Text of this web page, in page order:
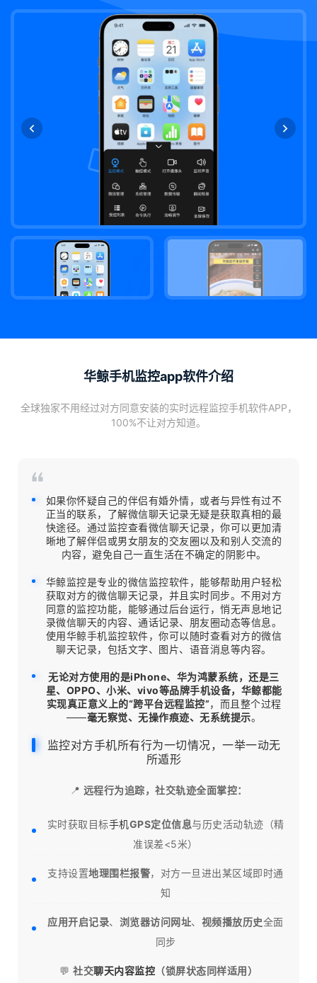
华鲸手机监控app软件介绍
全球独家不用经过对方同意安装的实时远程监控手机软件APP，
100%不让对方知道。
如果你怀疑自己的伴侣有婚外情，或者与异性有过不
正当的联系，了解微信聊天记录无疑是获取真相的最
快途径。通过监控查看微信聊天记录，你可以更加清
晰地了解伴侣或男女朋友的交友圈以及和别人交流的
内容，避免自己一直生活在不确定的阴影中。
华鲸监控是专业的微信监控软件，能够帮助用户轻松
获取对方的微信聊天记录，并且实时同步。不用对方
同意的监控功能，能够通过后台运行，悄无声息地记
录微信聊天的内容、通话记录、朋友圈动态等信息。
使用华鲸手机监控软件，你可以随时查看对方的微信
聊天记录，包括文字、图片、语音消息等内容。
无论对方使用的是iPhone、华为鸿蒙系统，还是三
星、OPPO、小米、vivo等品牌手机设备，华鲸都能
实现真正意义上的“跨平台远程监控”，而且整个过程
——毫无察觉、无操作痕迹、无系统提示。
监控对方手机所有行为一切情况，一举一动无
所遁形
📍 远程行为追踪，社交轨迹全面掌控：
实时获取目标手机GPS定位信息与历史活动轨迹（精
准误差<5米）
支持设置地理围栏报警，对方一旦进出某区域即时通
知
应用开启记录、 浏览器访问网址、 视频播放历史全面
同步
💬 社交聊天内容监控 （锁屏状态同样适用）